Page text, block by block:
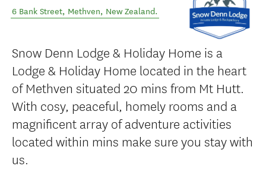
6 Bank Street, Methven, New Zealand.
Snow Denn Lodge & Holiday Home is a
Lodge & Holiday Home located in the heart
of Methven situated 20 mins from Mt Hutt.
With cosy, peaceful, homely rooms and a
magnificent array of adventure activities
located within mins make sure you stay with
us.